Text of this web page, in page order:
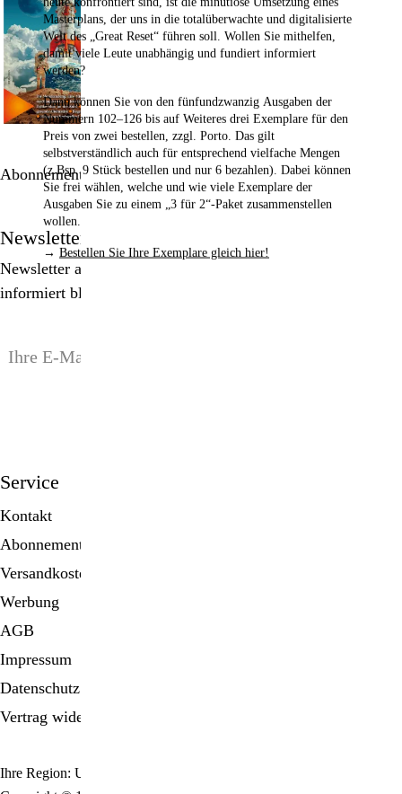
Abonnement bestellen
Newsletter
Newsletter abonnieren, Spezialangebote erhalten und
informiert bleiben!
Service
Kontakt
Abonnement
Versandkosten
Werbung
AGB
Impressum
Datenschutz
Vertrag widerrufen
Ihre Region: United States (US)
Masterplans, der uns in die totalüberwachte und digitalisierte
Welt des „Great Reset“ führen soll. Wollen Sie mithelfen,
damit viele Leute unabhängig und fundiert informiert
werden?
Dann können Sie von den fünfundzwanzig Ausgaben der
Nummern 102–126 bis auf Weiteres drei Exemplare für den
Preis von zwei bestellen, zzgl. Porto. Das gilt
selbstverständlich auch für entsprechend vielfache Mengen
(z.Bsp. 9 Stück bestellen und nur 6 bezahlen). Dabei können
Sie frei wählen, welche und wie viele Exemplare der
Ausgaben Sie zu einem „3 für 2“-Paket zusammenstellen
wollen.
→ Bestellen Sie Ihre Exemplare gleich hier!